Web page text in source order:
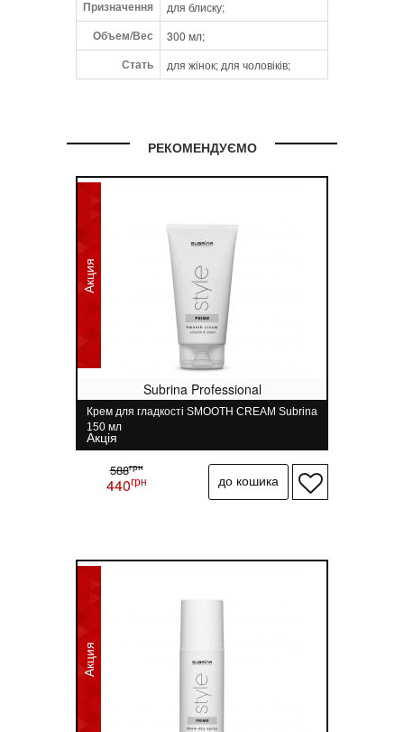
Призначення для блиску;
Объем/Вес 300 мл;
Стать для жінок; для чоловіків;
РЕКОМЕНДУЄМО
Акция
Subrina Professional
Крем для гладкості SMOOTH CREAM Subrina
150 мл
Акція
588грн
440грн
Акция